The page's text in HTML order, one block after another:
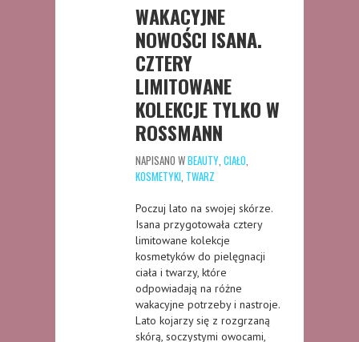
WAKACYJNE
NOWOŚCI ISANA.
CZTERY
LIMITOWANE
KOLEKCJE TYLKO W
ROSSMANN
NAPISANO WBEAUTY CIAŁO
KOSMETYKI TWARZ
Poczuj lato na swojej skórze.
Isana przygotowała cztery
limitowane kolekcje
kosmetyków do pielęgnacji
ciała i twarzy, które
odpowiadają na różne
wakacyjne potrzeby i nastroje.
Lato kojarzy się z rozgrzaną
skórą, soczystymi owocami,